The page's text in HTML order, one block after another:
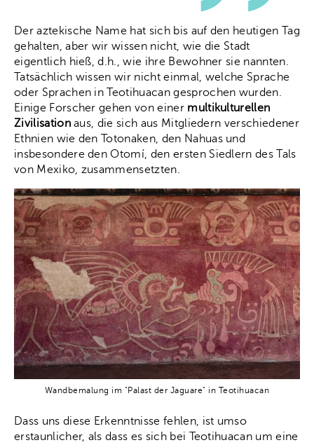
Der aztekische Name hat sich bis auf den heutigen Tag
gehalten, aber wir wissen nicht, wie die Stadt
eigentlich hieß, d.h., wie ihre Bewohner sie nannten.
Tatsächlich wissen wir nicht einmal, welche Sprache
oder Sprachen in Teotihuacan gesprochen wurden.
Einige Forscher gehen von einer multikulturellen
Zivilisationaus, die sich aus Mitgliedern verschiedener
Ethnien wie den Totonaken, den Nahuas und
insbesondere den Otomí, den ersten Siedlern des Tals
von Mexiko, zusammensetzten.
Wandbemalung im "Palast der Jaguare" in Teotihuacan
Dass uns diese Erkenntnisse fehlen, ist umso
erstaunlicher, als dass es sich bei Teotihuacan um eine